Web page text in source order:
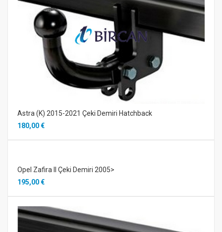
Astra (K) 2015-2021 Çeki Demiri Hatchback
180,00 €
Opel Zafira II Çeki Demiri 2005>
195,00 €